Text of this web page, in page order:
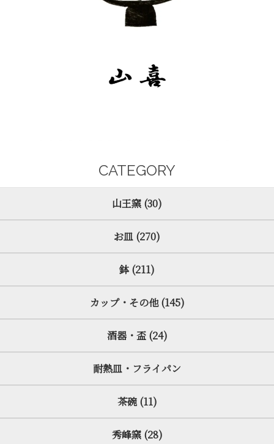
CATEGORY
山王窯 (30)
お皿 (270)
鉢 (211)
カップ・その他 (145)
酒器・盃 (24)
耐熱皿・フライパン
茶碗 (11)
秀峰窯 (28)